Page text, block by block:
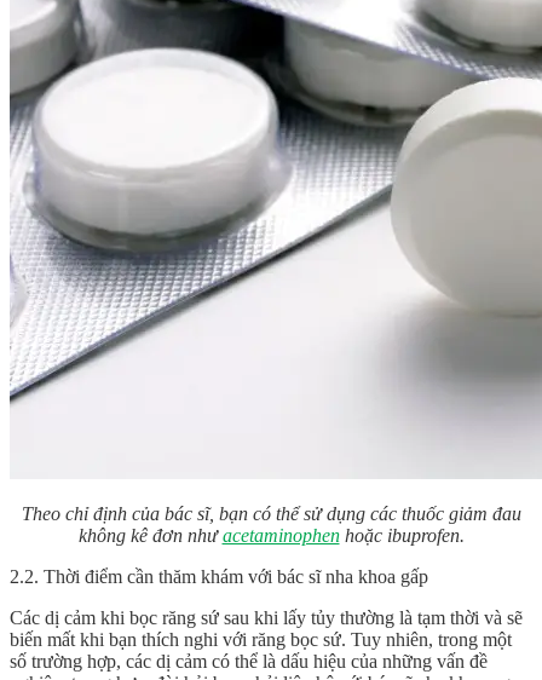
Theo chỉ định của bác sĩ, bạn có thể sử dụng các thuốc giảm đau
không kê đơn nhưacetaminophenhoặc ibuprofen.
2.2. Thời điểm cần thăm khám với bác sĩ nha khoa gấp
Các dị cảm khi bọc răng sứ sau khi lấy tủy thường là tạm thời và sẽ
biến mất khi bạn thích nghi với răng bọc sứ. Tuy nhiên, trong một
số trường hợp, các dị cảm có thể là dấu hiệu của những vấn đề